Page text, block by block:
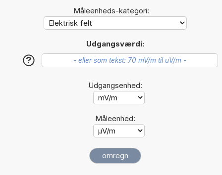
Måleenheds-kategori:
Udgangsværdi:
?
Udgangsenhed:
Måleenhed: